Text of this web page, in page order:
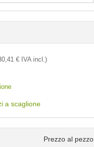
€ IVA incl.)
a scaglione
Prezzo al pezzo